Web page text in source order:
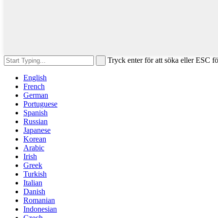
Tryck enter för att söka eller ESC
English
French
German
Portuguese
Spanish
Russian
Japanese
Korean
Arabic
Irish
Greek
Turkish
Italian
Danish
Romanian
Indonesian